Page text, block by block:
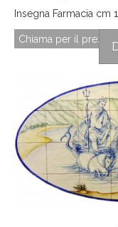
Insegna Farmacia cm
Chiama per il prezzo